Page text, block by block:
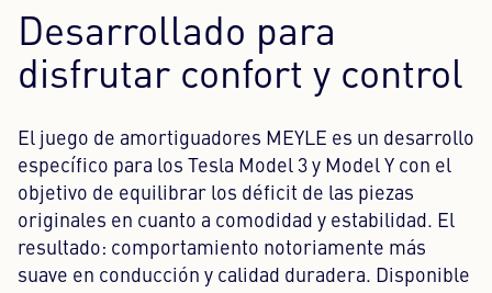
Desarrollado para
disfrutar confort y control
El juego de amortiguadores MEYLE es un desarrollo
específico para los Tesla Model 3 y Model Y con el
objetivo de equilibrar los déficit de las piezas
originales en cuanto a comodidad y estabilidad. El
resultado: comportamiento notoriamente más
suave en conducción y calidad duradera. Disponible